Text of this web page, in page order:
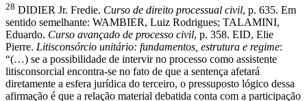
28 DIDIER Jr. Fredie. Curso de direito processual civil, p. 635. Em
sentido semelhante: WAMBIER, Luiz Rodrigues; TALAMINI,
Eduardo. Curso avançado de processo civil, p. 358. EID, Elie
Pierre. Litisconsórcio unitário: fundamentos, estrutura e regime:
“(…) se a possibilidade de intervir no processo como assistente
litisconsorcial encontra-se no fato de que a sentença afetará
diretamente a esfera jurídica do terceiro, o pressuposto lógico dessa
afirmação é que a relação material debatida conta com a participação